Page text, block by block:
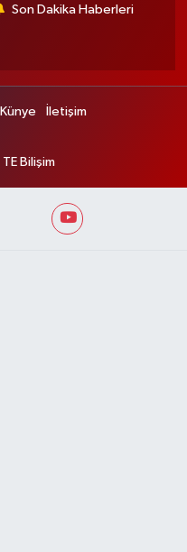
Son Dakika Haberleri
Künye İletişim
TE Bilişim